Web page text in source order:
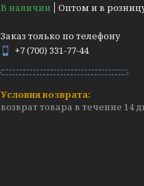
В наличии
Оптом и в
Заказ только по телефону
+7 (700) 331-77-44
возврат товара в течение 14